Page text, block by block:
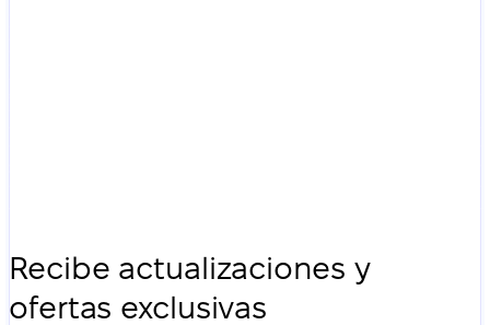
Recibe actualizaciones y
ofertas exclusivas